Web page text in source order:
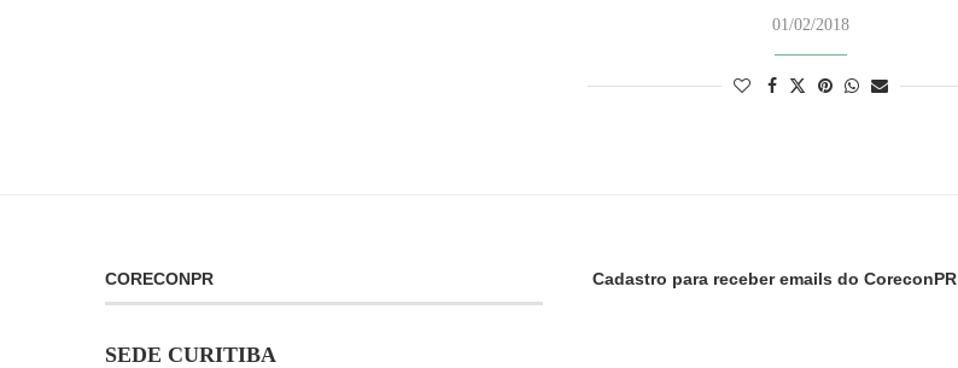
01/02/2018
CORECONPR
SEDE CURITIBA
Cadastro para receber emails do CoreconPR